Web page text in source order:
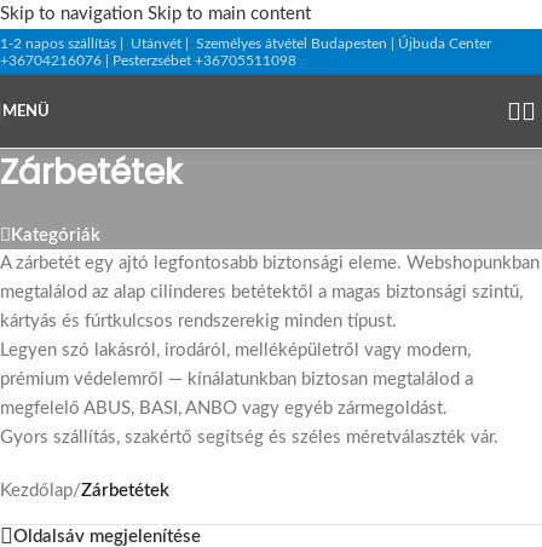
Skip to navigation Skip to main content
1-2 napos szállítás | Utánvét | Személyes átvétel Budapesten | Újbuda Center
+36704216076 | Pesterzsébet +36705511098
MENÜ
Zárbetétek
Kategóriák
A zárbetét egy ajtó legfontosabb biztonsági eleme. Webshopunkban
megtalálod az alap cilinderes betétektől a magas biztonsági szintű,
kártyás és fúrtkulcsos rendszerekig minden típust.
Legyen szó lakásról, irodáról, melléképületről vagy modern,
prémium védelemről — kínálatunkban biztosan megtalálod a
megfelelő ABUS, BASI, ANBO vagy egyéb zármegoldást.
Gyors szállítás, szakértő segítség és széles méretválaszték vár.
Kezdőlap/Zárbetétek
Oldalsáv megjelenítése